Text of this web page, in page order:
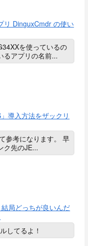
リ DinguxCmdr の使い
を使っているの
るアプリの名前...
導入方法をザックリ
参考になります。 早
ク先のJE...
局どっちが良いんだ
してるよ！